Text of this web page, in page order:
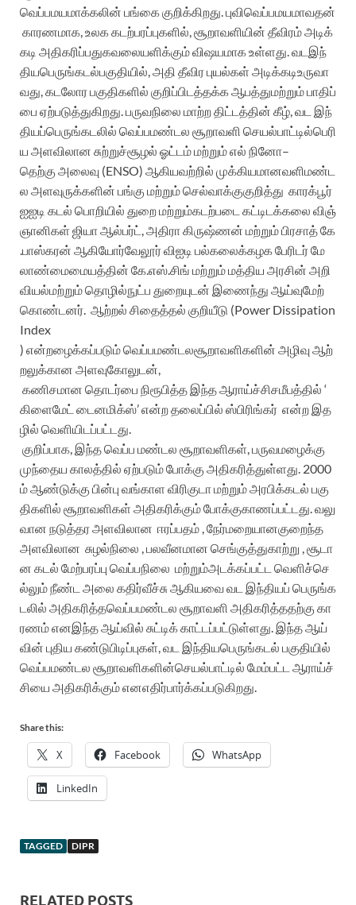
வெப்பமயமாக்கலின் பங்கைகுறிக்கிறது புவிவெப்பமயமாவதன்
காரணமாக உலககடற்பரப்புகளில் சூறாவளியின் தீவிரம்அடிக்
கடி அதிகரிப்பதுகவலையளிக்கும்விஷயமாகஉள்ளது வடஇந்
தியபெருங்கடல்பகுதியில் அதி தீவிரபுயல்கள் அடிக்கடிஉருவா
வது கடலோரபகுதிகளில் குறிப்பிடத்தக்கஆபத்துமற்றும்பாதிப்
பை ஏற்படுத்துகிறது பருவநிலை மாற்றதிட்டத்தின் கீழ் வட
இந்
தியப்பெருங்கடலில் வெப்பமண்டல சூறாவளி செயல்பாட்டில்பெரி
ய அளவிலான சுற்றுச்சூழல் ஓட்டம்மற்றும்எல் நினோ–
தெற்கு அலைவு (ENSO) ஆகியவற்றில் முக்கியமானவளிமண்ட
ல அளவுருக்களின் பங்கு மற்றும்செல்வாக்குகுறித்து காரக்பூர்
ஐஐடி கடல் பொறியில் துறைமற்றும்கடற்படை கட்டிடக்கலை விஞ்
ஞானிகள் ஜியாஆல்பர்ட் அதிராகிருஷ்ணன் மற்றும்பிரசாத்கே
பாஸ்கரன் ஆகியோர்வேலூர்விஐடி பல்கலைக்கழகபேரிடர்மே
லாண்மைமையத்தின் கேஎஸ்சிங் மற்றும்மத்திய அரசின் அறி
வியல்மற்றும்தொழில்நுட்ப துறையுடன் இணைந்து ஆய்வுமேற்
கொண்டனர் ஆற்றல் சிதைத்தல் குறியீடு (Power Dissipation
Index
) என்றழைக்கப்படும்வெப்பமண்டலசூறாவளிகளின் அழிவு ஆற்
றலுக்கான அளவுகோலுடன்
கணிசமான தொடர்பை நிரூபித்த இந்தஆராய்ச்சிசமீபத்தில் ‘
கிளைமேட் டைனமிக்ஸ்’என்றதலைப்பில் ஸ்பிரிங்கர் என்ற இத
ழில் வெளியிடப்பட்டது
குறிப்பாக இந்தவெப்ப மண்டல சூறாவளிகள் பருவமழைக்கு
முந்தைய காலத்தில் ஏற்படும்போக்கு அதிகரித்துள்ளது 2000
ம்ஆண்டுக்கு பின்பு வங்காள விரிகுடாமற்றும்அரபிக்கடல் பகு
திகளில் சூறாவளிகள் அதிகரிக்கும்போக்குகாணப்பட்டது வலு
வான நடுத்தரஅளவிலான ஈரப்பதம் நேர்மறையானகுறைந்த
அளவிலான சுழல்நிலை பலவீனமான செங்குத்துகாற்று சூடா
ன கடல் மேற்பரப்பு வெப்பநிலை மற்றும்அடக்கப்பட்ட வெளிச்செ
ல்லும்நீண்ட அலை கதிர்வீச்சுஆகியவை வட இந்தியப் பெருங்க
டலில் அதிகரித்தவெப்பமண்டல சூறாவளி அதிகரித்ததற்கு கா
ரணம்எனஇந்தஆய்வில் சுட்டிக்காட்டப்பட்டுள்ளது இந்தஆய்
வின் புதிய கண்டுபிடிப்புகள் வட இந்தியபெருங்கடல் பகுதியில்
வெப்பமண்டல சூறாவளிகளின்செயல்பாட்டில் மேம்பட்ட ஆராய்ச்
சியை அதிகரிக்கும்எனஎதிர்பார்க்கப்படுகிறது
Share this:
X Facebook WhatsApp
LinkedIn
TAGGED DIPR
RELATED POSTS